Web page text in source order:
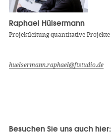
Raphael Hülsermann
Projektleitung quantitative Projekte
huelsermann.raphael@ftstudio.de
Besuchen Sie uns auch hier: